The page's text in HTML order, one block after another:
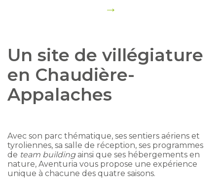
→
Un site de villégiature
en Chaudière-
Appalaches
Avec son parc thématique, ses sentiers aériens et
tyroliennes, sa salle de réception, ses programmes
de team buildingainsi que ses hébergements en
nature, Aventuria vous propose une expérience
unique à chacune des quatre saisons.